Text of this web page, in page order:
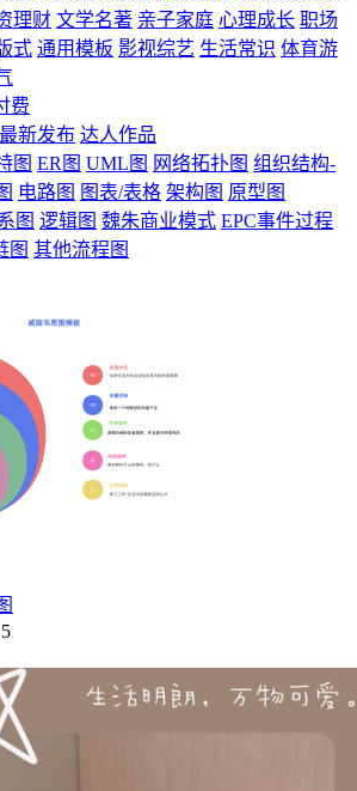
理财 文学名著 亲子家庭 心理成长 职场
式 通用模板 影视综艺 生活常识 体育游
费
最新发布 达人作品
图 ER图 UML图 网络拓扑图 组织结构-
电路图 图表/表格 架构图 原型图
图 逻辑图 魏朱商业模式 EPC事件过程
图 其他流程图
5